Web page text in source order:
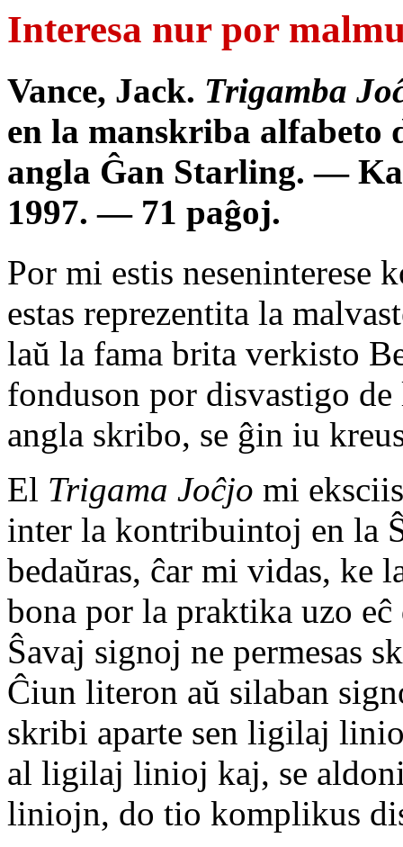
Interesa nur por
Vance, Jack. Trigamba
en la manskriba alfabeto
angla Ĝan Starling. —
1997. — 71 paĝoj.
Por mi estis
estas reprezentita la
laŭ la fama brita verkisto
fonduson por disvastigo
angla skribo, se ĝin iu
El Trigama Joĉjo mi
inter la kontribuintoj en la
bedaŭras, ĉar mi vidas, ke
bona por la praktika uzo
Ŝavaj signoj ne permesas
Ĉiun literon aŭ silaban
skribi aparte sen ligilaj
al ligilaj linioj kaj, se
liniojn, do tio komplikus